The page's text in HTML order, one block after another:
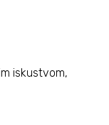
iskustvom,